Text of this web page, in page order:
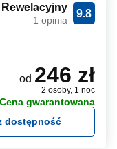
9.8
Rewelacyjny
1 opinia
od 246 zł
2 osoby, 1 noc
Cena gwarantowana
dostępność